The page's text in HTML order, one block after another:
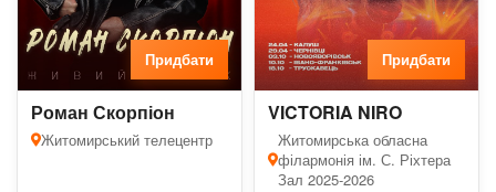
Придбати
Роман Скорпіон
Житомирський телецентр
Придбати
VICTORIA NIRO
Житомирська обласна
філармонія ім. С. Ріхтера
Зал 2025-2026